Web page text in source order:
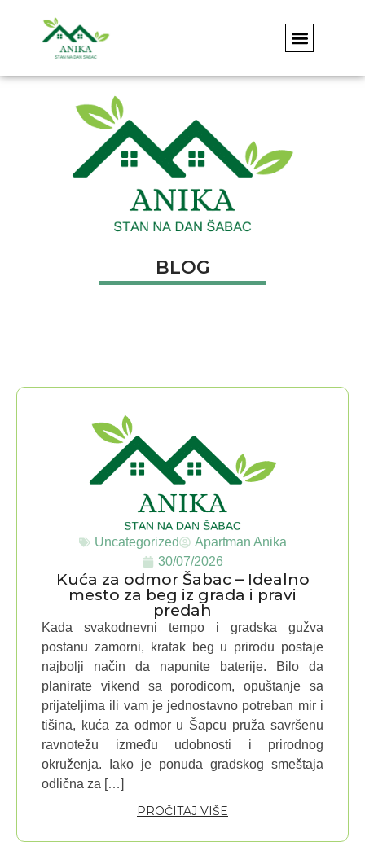
BLOG
Uncategorized
Apartman Anika
30/07/2026
Kuća za odmor Šabac – Idealno
mesto za beg iz grada i pravi
predah
Kada svakodnevni tempo i gradska gužva
postanu zamorni, kratak beg u prirodu postaje
najbolji način da napunite baterije. Bilo da
planirate vikend sa porodicom, opuštanje sa
prijateljima ili vam je jednostavno potreban mir i
tišina, kuća za odmor u Šapcu pruža savršenu
ravnotežu između udobnosti i prirodnog
okruženja. Iako je ponuda gradskog smeštaja
odlična za […]
PROČITAJ VIŠE